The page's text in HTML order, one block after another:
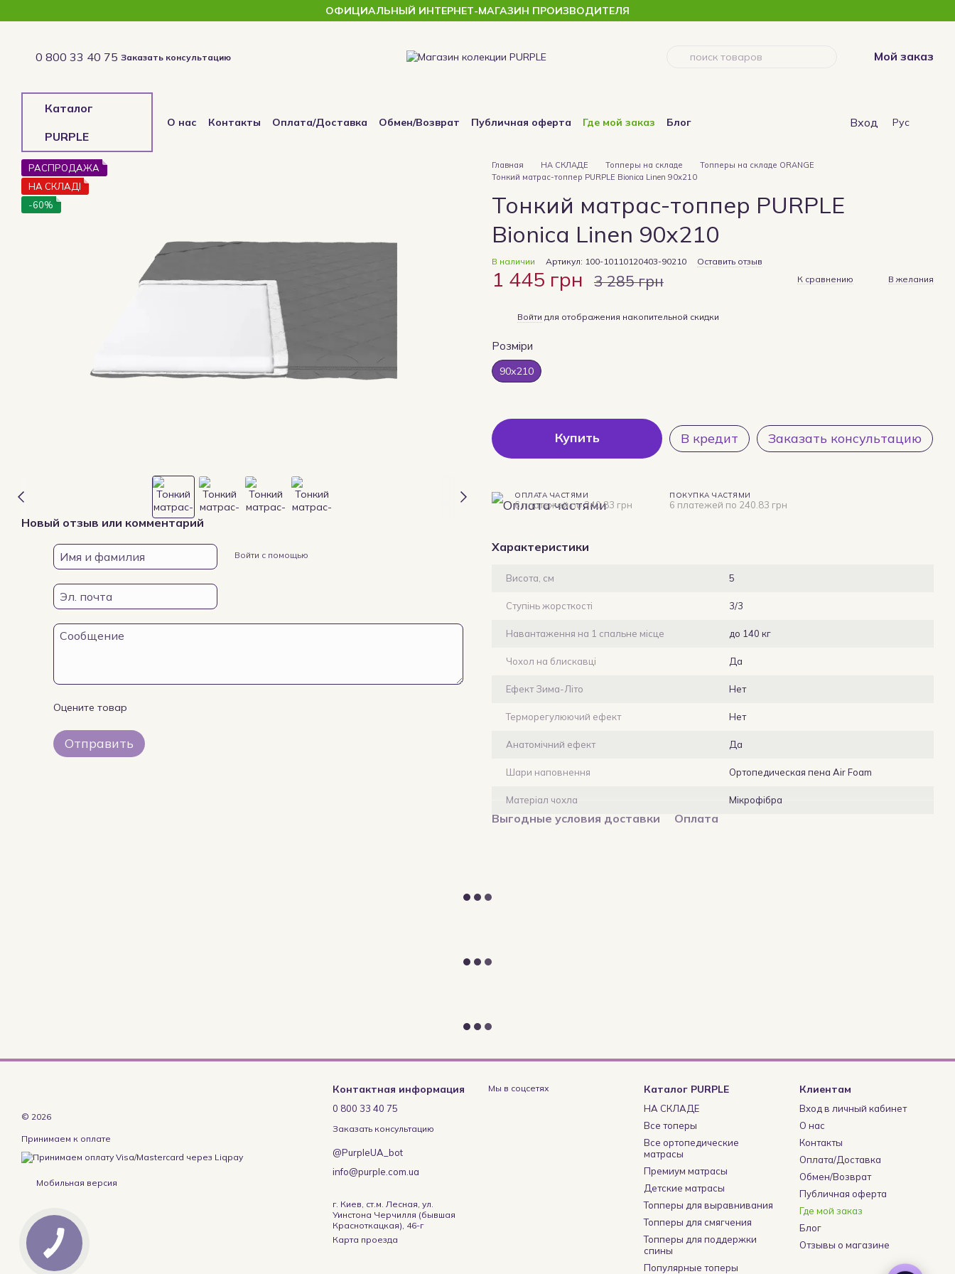
ОФИЦИАЛЬНЫЙ ИНТЕРНЕТ-МАГАЗИН ПРОИЗВОДИТЕЛЯ
0 800 33 40 75 Заказать консультацию Мой заказ
Каталог
PURPLE
О нас Контакты Оплата/Доставка Обмен/Возврат Публичная оферта Где мой заказ
Блог
Вход Рус
РАСПРОДАЖА
НА СКЛАДІ
-60%
Новый отзыв или комментарий
Войти с помощью
Оцените товар
Отправить
Главная НА СКЛАДЕ Топперы на складе
Топперы на складе ORANGE
Тонкий матрас-топпер PURPLE Bionica Linen 90х210
Тонкий матрас-топпер PURPLE
Bionica Linen 90х210
В наличии Артикул: 100-10110120403-90210 Оставить отзыв
1 445 грн 3 285 грн К сравнению В желания
Войти для отображения накопительной скидки
Розміри
90х210
Купить В кредит Заказать консультацию
ОПЛАТА ЧАСТЯМИ
6 платежей по 240.83 грн
ПОКУПКА ЧАСТЯМИ
6 платежей по 240.83 грн
Характеристики
Висота, см 5
Ступінь жорсткості 3/3
Навантаження на 1 спальне місце до 140 кг
Чохол на блискавці Да
Ефект Зима-Літо Нет
Терморегулюючий ефект Нет
Анатомічний ефект Да
Шари наповнення Ортопедическая пена Air Foam
Матеріал чохла Мікрофібра
Выгодные условия доставки Оплата
© 2026
Принимаем к оплате
Мобильная версия
Контактная информация
0 800 33 40 75
Заказать консультацию
@PurpleUA_bot
info@purple.com.ua
г. Киев, ст.м. Лесная, ул.
Уинстона Черчилля (бывшая
Красноткацкая), 46-г
Карта проезда
Мы в соцсетях Каталог PURPLE
НА СКЛАДЕ
Все топеры
Все ортопедические
матрасы
Премиум матрасы
Детские матрасы
Топперы для выравнивания
Топперы для смягчения
Топперы для поддержки
спины
Популярные топеры
Клиентам
Вход в личный кабинет
О нас
Контакты
Оплата/Доставка
Обмен/Возврат
Публичная оферта
Где мой заказ
Блог
Отзывы о магазине